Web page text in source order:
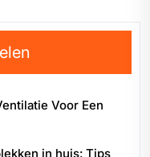
Voor Een
in huis: Tips